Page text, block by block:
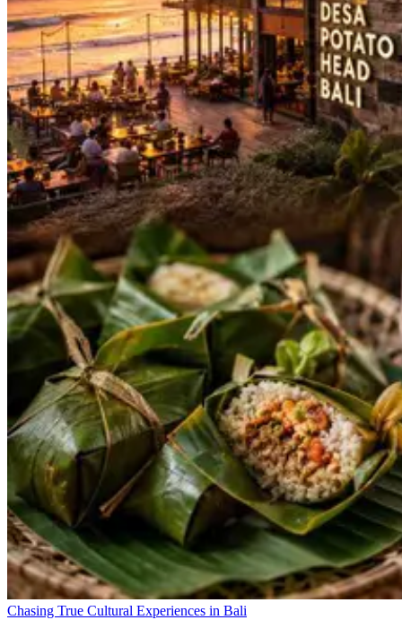
Chasing True Cultural Experiences in Bali